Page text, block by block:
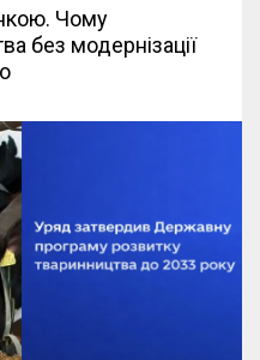
Чому
без модернізації